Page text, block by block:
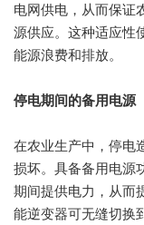
电网供电，从而保证
源供应。这种适应性
能源浪费和排放。
停电期间的备用电源
在农业生产中，停电
损坏。具备备用电源
期间提供电力，从而
能逆变器可无缝切换